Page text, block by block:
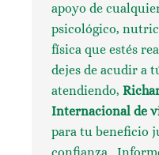
apoyo de
psicológico,
física que estés
dejes de acudir a
atendiendo,
Internacional de
para tu beneficio